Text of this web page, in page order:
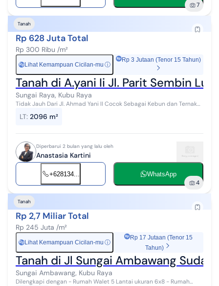
7
Tanah
Rp 628 Juta Total
Rp 300 Ribu /m²
Rp Lihat Kemampuan Cicilan-mu ⓘ
Rp 3 Jutaan (Tenor 15 Tahun)
Tanah di A.yani Ii Jl. Parit Sembin
Sungai Raya, Kubu Raya
Tidak Jauh Dari Jl. Ahmad Yani II Cocok Sebagai Kebun dan Ternak
LT: 2096 m²
Diperbarui 2 bulan yang lalu oleh
Anastasia Kartini
+628134... WhatsApp
4
Tanah
Rp 2,7 Miliar Total
Rp 245 Juta /m²
Rp Lihat Kemampuan Cicilan-mu ⓘ
Rp 17 Jutaan (Tenor 15
Tahun)
Tanah di Jl Sungai Ambawang
Sungai Ambawang, Kubu Raya
Dilengkapi dengan - Rumah Walet 5 Lantai ukuran 6x8 - Rumah